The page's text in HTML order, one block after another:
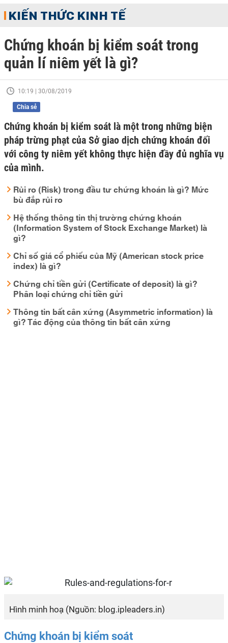
KIẾN THỨC KINH TẾ
Chứng khoán bị kiểm soát trong
quản lí niêm yết là gì?
10:19 | 30/08/2019
Chia sẻ
Chứng khoán bị kiểm soát là một trong những biện
pháp trừng phạt của Sở giao dịch chứng khoán đối
với công ty niêm yết không thực hiện đầy đủ nghĩa vụ
của mình.
Rủi ro (Risk) trong đầu tư chứng khoán là gì? Mức
bù đắp rủi ro
Hệ thống thông tin thị trường chứng khoán
(Information System of Stock Exchange Market) là
gì?
Chỉ số giá cổ phiếu của Mỹ (American stock price
index) là gì?
Chứng chỉ tiền gửi (Certificate of deposit) là gì?
Phân loại chứng chỉ tiền gửi
Thông tin bất cân xứng (Asymmetric information) là
gì? Tác động của thông tin bất cân xứng
Hình minh hoạ (Nguồn: blog.ipleaders.in)
Chứng khoán bị kiểm soát